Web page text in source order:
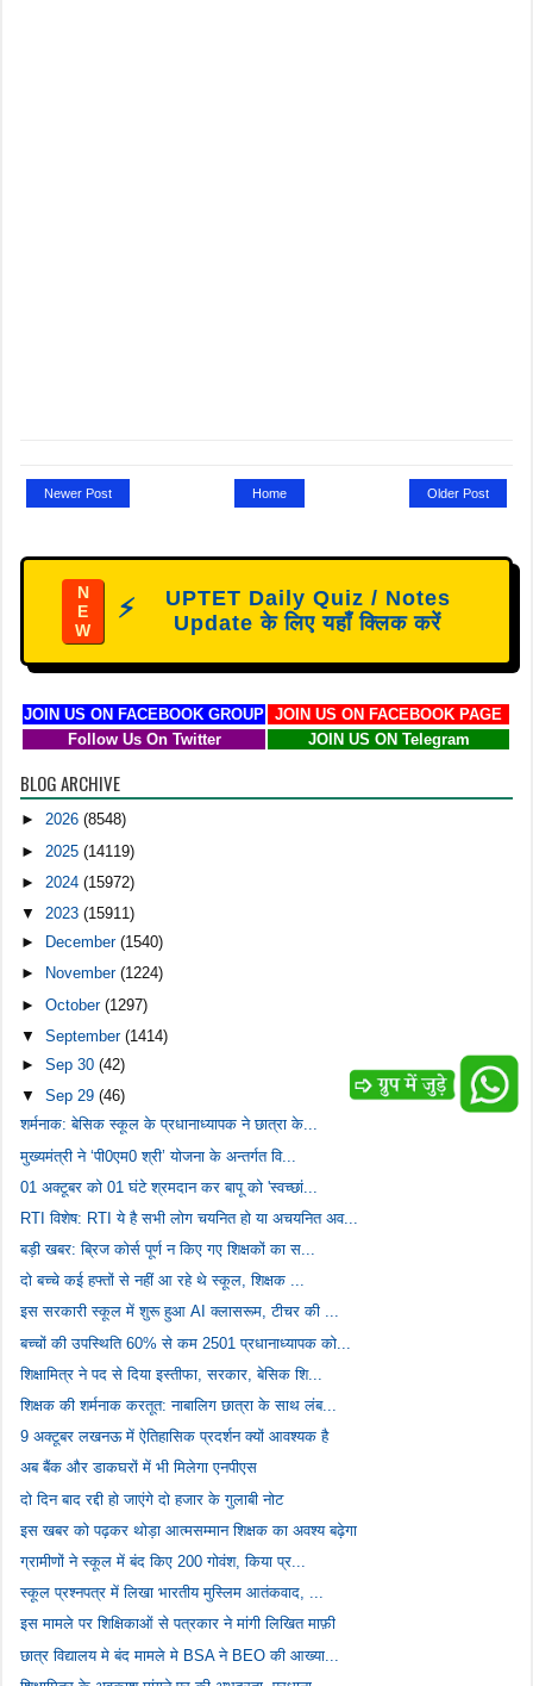
Newer Post Older Post
Home
N
E
W
⚡
UPTET Daily Quiz / Notes
Update के लिए यहाँ क्लिक करें
JOIN US ON FACEBOOK GROUP
JOIN US ON FACEBOOK PAGE
Follow Us On Twitter
JOIN US ON Telegram
BLOG ARCHIVE
►2026(8548)
► 2025(14119)
► 2024(15972)
▼2023(15911)
►
December(1540)
►
November(1224)
►October(1297)
▼September(1414)
►Sep 30(42)
▼Sep 29(46)
शर्मनाक: बेसिक स्कूल के प्रधानाध्यापक ने छात्रा के...
मुख्यमंत्री ने ‘पी0एम0 श्री’ योजना के अन्तर्गत वि...
01 अक्टूबर को 01 घंटे श्रमदान कर बापू को 'स्वच्छां...
RTI विशेष: RTI ये है सभी लोग चयनित हो या अचयनित अव...
बड़ी खबर: ब्रिज कोर्स पूर्ण न किए गए शिक्षकों का स...
दो बच्चे कई हफ्तों से नहीं आ रहे थे स्कूल, शिक्षक ...
इस सरकारी स्कूल में शुरू हुआ AI क्लासरूम, टीचर की ...
बच्चों की उपस्थिति 60% से कम 2501 प्रधानाध्यापक को...
शिक्षामित्र ने पद से दिया इस्तीफा, सरकार, बेसिक शि...
शिक्षक की शर्मनाक करतूत: नाबालिग छात्रा के साथ लंब...
9 अक्टूबर लखनऊ में ऐतिहासिक प्रदर्शन क्यों आवश्यक है
अब बैंक और डाकघरों में भी मिलेगा एनपीएस
दो दिन बाद रद्दी हो जाएंगे दो हजार के गुलाबी नोट
इस खबर को पढ़कर थोड़ा आत्मसम्मान शिक्षक का अवश्य बढ़ेगा
ग्रामीणों ने स्कूल में बंद किए 200 गोवंश, किया प्र...
स्कूल प्रश्नपत्र में लिखा भारतीय मुस्लिम आतंकवाद, ...
इस मामले पर शिक्षिकाओं से पत्रकार ने मांगी लिखित माफ़ी
छात्र विद्यालय मे बंद मामले मे BSA ने BEO की आख्या...